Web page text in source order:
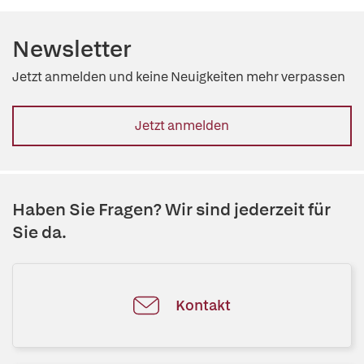
Newsletter
Jetzt anmelden und keine Neuigkeiten mehr verpassen
Jetzt anmelden
Haben Sie Fragen? Wir sind jederzeit für
Sie da.
Kontakt